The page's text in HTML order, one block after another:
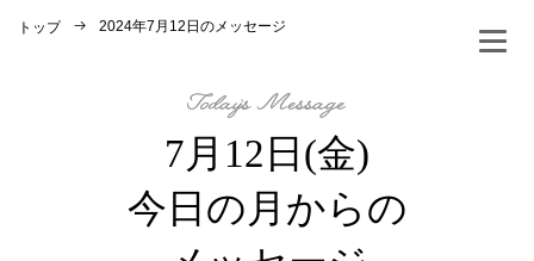
トップ 2024年7月12日のメッセージ
7月12日(金)
今日の月からの